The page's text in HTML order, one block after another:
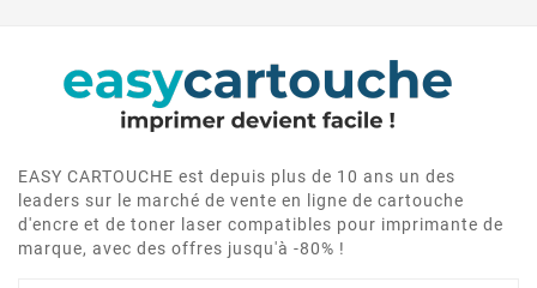
EASY CARTOUCHE est depuis plus de 10 ans un des
leaders sur le marché de vente en ligne de cartouche
d'encre et de toner laser compatibles pour imprimante de
marque, avec des offres jusqu'à -80% !